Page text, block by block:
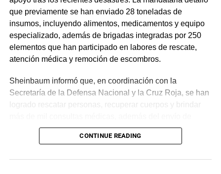
que previamente se han enviado 28 toneladas de
insumos, incluyendo alimentos, medicamentos y equipo
especializado, además de brigadas integradas por 250
elementos que han participado en labores de rescate,
atención médica y remoción de escombros.
Sheinbaum informó que, en coordinación con la
Secretaría de la Defensa Nacional y la Cruz Roja, se han
logrado rescatar personas, recuperar cuerpos y brindar
plantas de energía y materiales de apoyo. Subrayó que
estas acciones responden a solicitudes del gobierno
CONTINUE READING